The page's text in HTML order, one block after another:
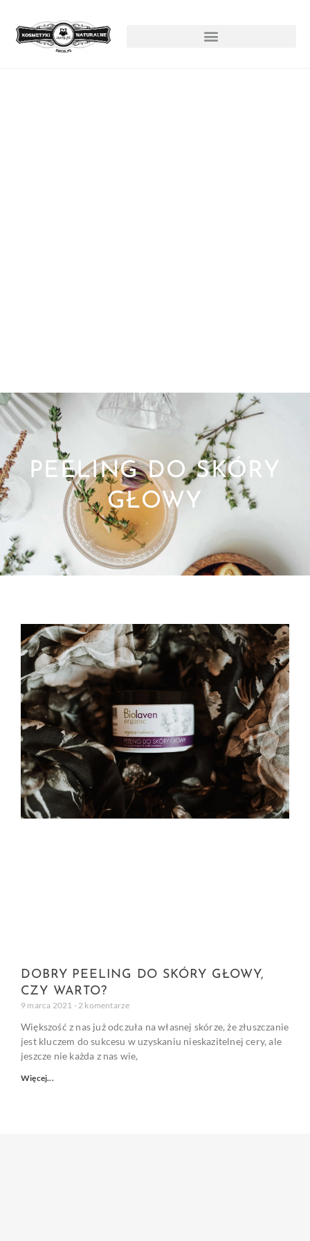
PEELING DO SKÓRY
GŁOWY
DOBRY PEELING DO SKÓRY GŁOWY,
CZY WARTO?
9 marca 2021 2 komentarze
Większość z nas już odczuła na własnej skórze, że złuszczanie
jest kluczem do sukcesu w uzyskaniu nieskazitelnej cery, ale
jeszcze nie każda z nas wie,
Więcej...